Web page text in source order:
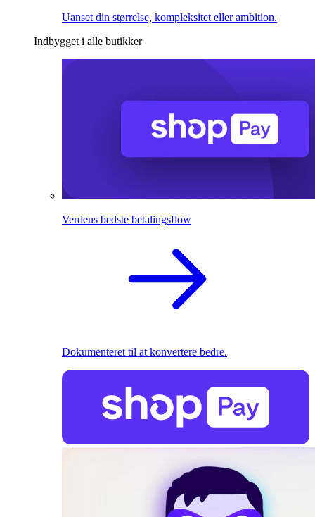
Uanset din størrelse, kompleksitet eller ambition.
Indbygget i alle butikker
Verdens bedste betalingsflow
Dokumenteret til at konvertere bedre.